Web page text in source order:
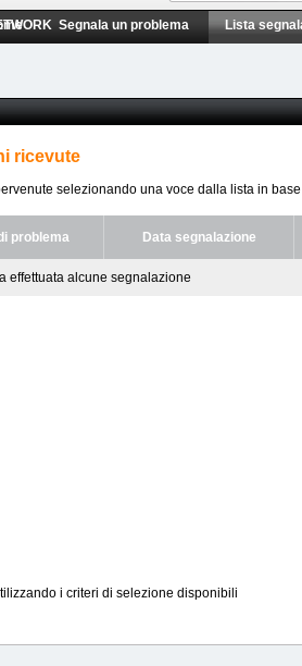
Segnala un problema Lista
ricevute
selezionando una voce dalla lista in
problema Data segnalazione
effettuata alcune segnalazione
i criteri di selezione disponibili